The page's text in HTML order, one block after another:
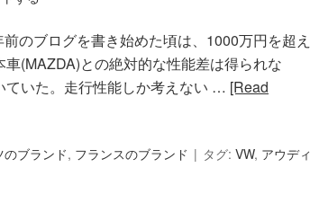
のブログを書き始めた頃は、1000万円を超え
(MAZDA)との絶対的な性能差は得られな
ていた。走行性能しか考えない … [Read
のブランド, フランスのブランド タグ: VW, アウディ